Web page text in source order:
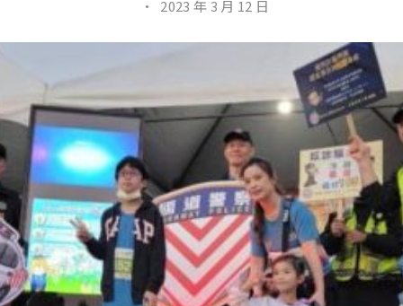
· 2023 年 3 月 12 日